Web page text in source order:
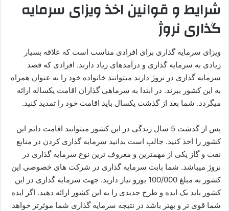
شرایط و قوانین اخذ ویزای سرمایه
گذاری نروژ
ویزای سرمایه گذاری برای افرادی مناسب است که علاقه بسیار
زیادی به سرمایه گذاری و درآمدهای زیاد دارند. افرادی که قصد
سرمایه گذاری در نروژ دارند میتوانند خانواده خود را به عنوان همراه
به این کشور ببرند. در ابتدا به سرماهی گذاران اقامت یکساله ارائه
میگردد. شما بعد از گذشت یکسال باید اقامت خود را تمدید کنید.
پس از گذشت 5 سال زندگی در این کشور میتوانید اقامت دائم این
کشور را اخذ کنید. جالب است بدانید سرمایه گذاری کردن در منابع
نفت و گاز یکی از مهمترین و معروف ترین نوع سرمایه گذاری در
نروژ میباشد. شما بابت سرمایه گذاری در شرکت های خصوصی این
کشور به مبلغ 100/000 یورو نیاز دارید. جهت سرمایه گذاری در این
کشور باید یک ایده و طرح جدیدی را به این کشور ارائه دهید. اگر ایده
شما قوی تر و بهتر باشد در نتیجه سرمایه گذاری شما موثرتر خواهد